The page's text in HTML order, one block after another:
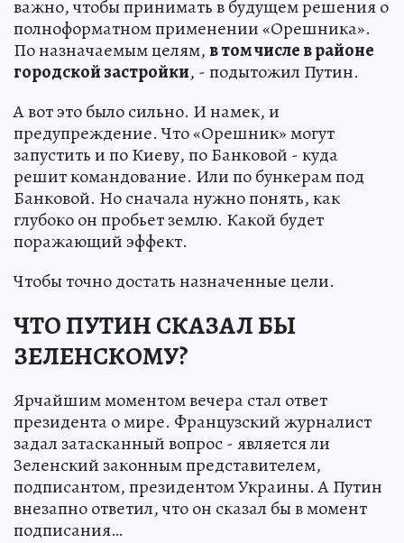
важно, чтобы принимать в будущем решения о
полноформатном применении «Орешника».
По назначаемым целям,в том числе в районе
городской застройки, - подытожил Путин.
А вот это было сильно. И намек, и
предупреждение. Что «Орешник» могут
запустить и по Киеву, по Банковой - куда
решит командование. Или по бункерам под
Банковой. Но сначала нужно понять, как
глубоко он пробьет землю. Какой будет
поражающий эффект.
Чтобы точно достать назначенные цели.
ЧТО ПУТИН СКАЗАЛ БЫ
ЗЕЛЕНСКОМУ?
Ярчайшим моментом вечера стал ответ
президента о мире. Французский журналист
задал затасканный вопрос - является ли
Зеленский законным представителем,
подписантом, президентом Украины. А Путин
внезапно ответил, что он сказал бы в момент
подписания…